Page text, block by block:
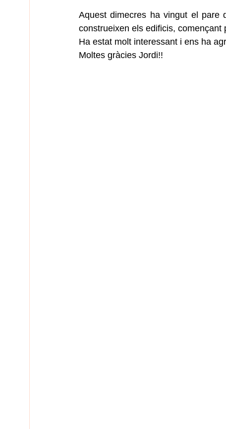
Aquest dimecres ha vingut el pare
construeixen els edificis,
Ha estat molt interessant i ens ha
Moltes gràcies Jordi!!